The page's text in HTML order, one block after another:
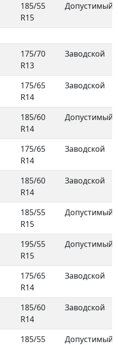
185/55
R15
Допустимый
175/70
R13
Заводской
175/65
R14
Заводской
185/60
R14
Допустимый
175/65
R14
Заводской
185/60
R14
Заводской
185/55
R15
Допустимый
195/55
R15
Допустимый
175/65
R14
Заводской
185/60
R14
Заводской
185/55
Допустимый